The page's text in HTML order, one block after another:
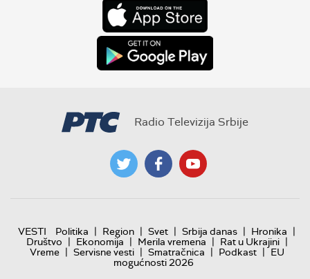
Radio Televizija Srbije
VESTI Politika | Region | Svet | Srbija danas | Hronika |
Društvo | Ekonomija | Merila vremena | Rat u Ukrajini |
Vreme | Servisne vesti | Smatračnica | Podkast | EU
mogućnosti 2026